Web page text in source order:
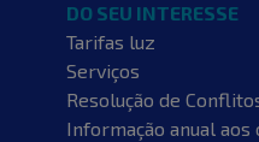
DO SEU INTERESSE
Tarifas luz
Serviços
Resolução de
Informação anual aos